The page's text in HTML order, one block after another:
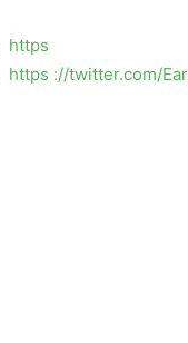
https
https ://twitter.com/